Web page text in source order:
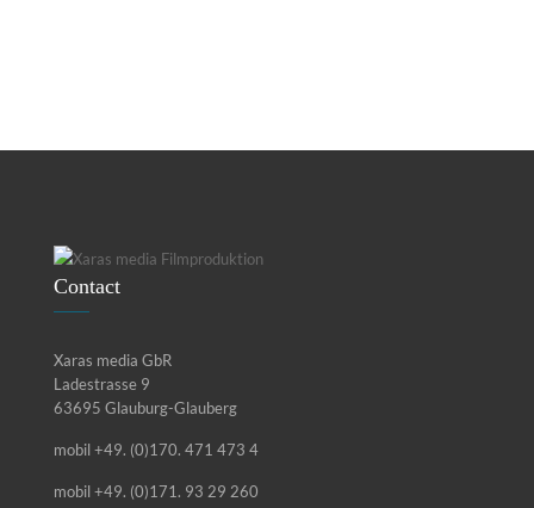
Contact
Xaras media GbR
Ladestrasse 9
63695 Glauburg-Glauberg
mobil +49. (0)170. 471 473 4
mobil +49. (0)171. 93 29 260